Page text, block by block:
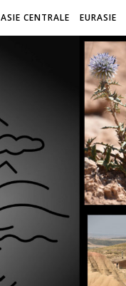
ASIE CENTRALE EURASIE